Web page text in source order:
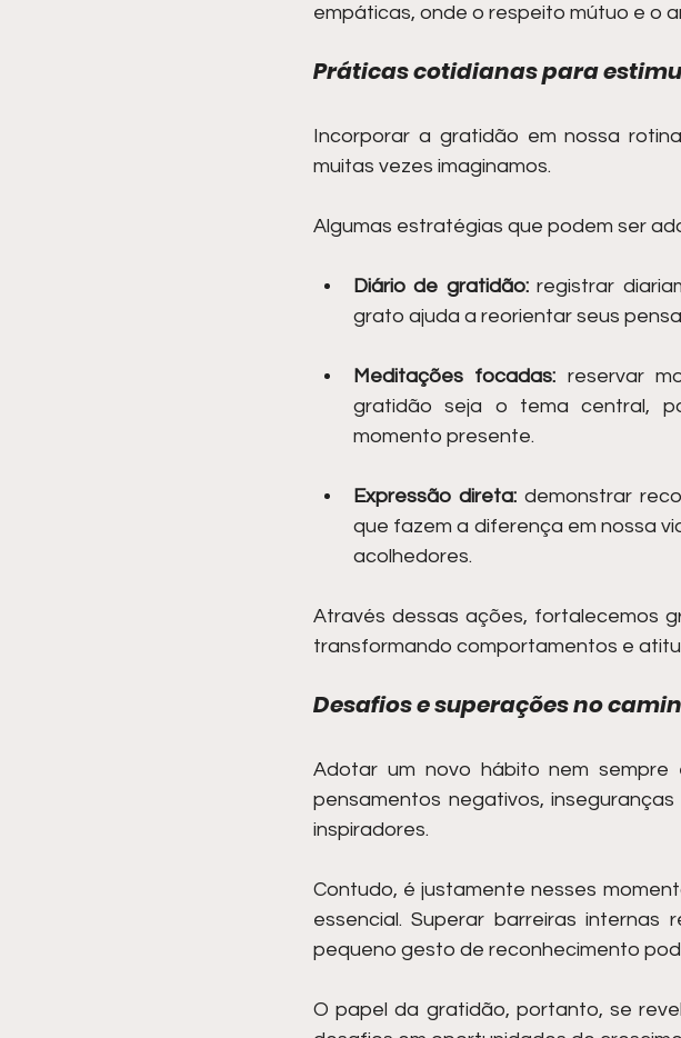
empáticas, onde o respeito mútuo e o
Práticas cotidianas para
Incorporar a gratidão em nossa
muitas vezes imaginamos.
Algumas estratégias que podem ser
Diário de gratidão: registrar
grato ajuda a reorientar seus
Meditações focadas: reservar
gratidão seja o tema central,
momento presente.
Expressão direta: demonstrar
que fazem a diferença em nossa
acolhedores.
Através dessas ações, fortalecemos
transformando comportamentos e
Desafios e superações no
Adotar um novo hábito nem
pensamentos negativos,
inspiradores.
Contudo, é justamente nesses
essencial. Superar barreiras
pequeno gesto de reconhecimento
O papel da gratidão, portanto, se